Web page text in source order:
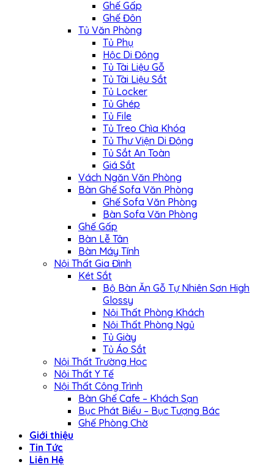
Ghế Gấp
Ghế Đôn
Tủ Văn Phòng
Tủ Phụ
Hộc Di Động
Tủ Tài Liệu Gỗ
Tủ Tài Liệu Sắt
Tủ Locker
Tủ Ghép
Tủ File
Tủ Treo Chìa Khóa
Tủ Thư Viện Di Động
Tủ Sắt An Toàn
Giá Sắt
Vách Ngăn Văn Phòng
Bàn Ghế Sofa Văn Phòng
Ghế Sofa Văn Phòng
Bàn Sofa Văn Phòng
Ghế Gấp
Bàn Lễ Tân
Bàn Máy Tính
Nội Thất Gia Đình
Két Sắt
Bộ Bàn Ăn Gỗ Tự Nhiên Sơn High
Glossy
Nội Thất Phòng Khách
Nội Thất Phòng Ngủ
Tủ Giày
Tủ Áo Sắt
Nội Thất Trường Học
Nội Thất Y Tế
Nội Thất Công Trình
Bàn Ghế Cafe – Khách Sạn
Bục Phát Biểu – Bục Tượng Bác
Ghế Phòng Chờ
Giới thiệu
Tin Tức
Liên Hệ